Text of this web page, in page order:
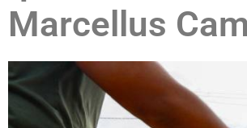
Marcellus